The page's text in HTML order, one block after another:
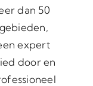
dan 50
expert
door en